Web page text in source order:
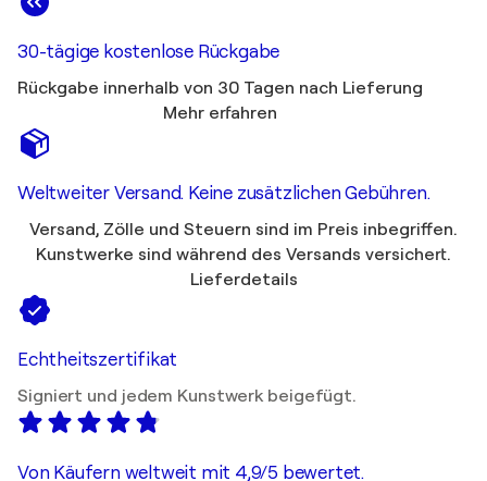
30-tägige kostenlose Rückgabe
Rückgabe innerhalb von 30 Tagen nach Lieferung
Mehr erfahren
Weltweiter Versand. Keine zusätzlichen Gebühren.
Versand, Zölle und Steuern sind im Preis inbegriffen.
Kunstwerke sind während des Versands versichert.
Lieferdetails
Echtheitszertifikat
Signiert und jedem Kunstwerk beigefügt.
Von Käufern weltweit mit 4,9/5 bewertet.